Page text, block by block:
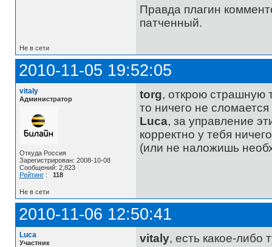
Правда плагин
патченный.
Не в сети
2010-11-05 19:52:05
vitaly
Администратор
Откуда Россия
Зарегистрирован: 2008-10-08
Сообщений: 2,823
Рейтинг: 118
torg, открою страшную
то ничего не сломается
Luca, за управление
корректно у тебя
(или не наложишь
Не в сети
2010-11-06 12:50:41
Luca
Участник vitaly, есть какое-либо